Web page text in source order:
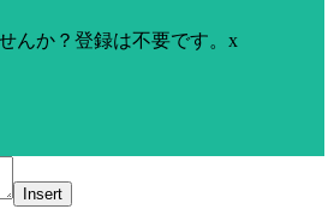
んか？登録は不要です。 x
Insert